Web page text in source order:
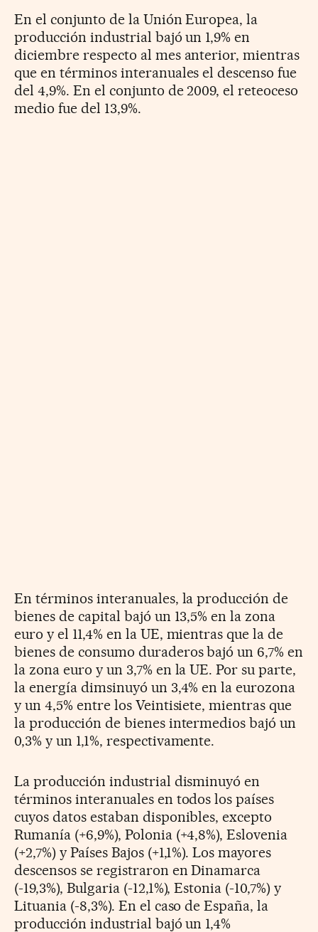
En el conjunto de la Unión Europea, la
producción industrial bajó un 1,9% en
diciembre respecto al mes anterior, mientras
que en términos interanuales el descenso fue
del 4,9%. En el conjunto de 2009, el reteoceso
medio fue del 13,9%.
En términos interanuales, la producción de
bienes de capital bajó un 13,5% en la zona
euro y el 11,4% en la UE, mientras que la de
bienes de consumo duraderos bajó un 6,7% en
la zona euro y un 3,7% en la UE. Por su parte,
la energía dimsinuyó un 3,4% en la eurozona
y un 4,5% entre los Veintisiete, mientras que
la producción de bienes intermedios bajó un
0,3% y un 1,1%, respectivamente.
La producción industrial disminuyó en
términos interanuales en todos los países
cuyos datos estaban disponibles, excepto
Rumanía (+6,9%), Polonia (+4,8%), Eslovenia
(+2,7%) y Países Bajos (+1,1%). Los mayores
descensos se registraron en Dinamarca
(-19,3%), Bulgaria (-12,1%), Estonia (-10,7%) y
Lituania (-8,3%). En el caso de España, la
producción industrial bajó un 1,4%